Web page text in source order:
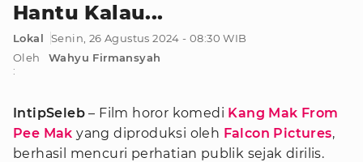
Hantu Kalau...
Lokal
Senin, 26 Agustus 2024 - 08:30 WIB
Oleh
:
Wahyu Firmansyah
IntipSeleb – Film horor komedi Kang Mak From
Pee Mak yang diproduksi oleh Falcon Pictures,
berhasil mencuri perhatian publik sejak dirilis.